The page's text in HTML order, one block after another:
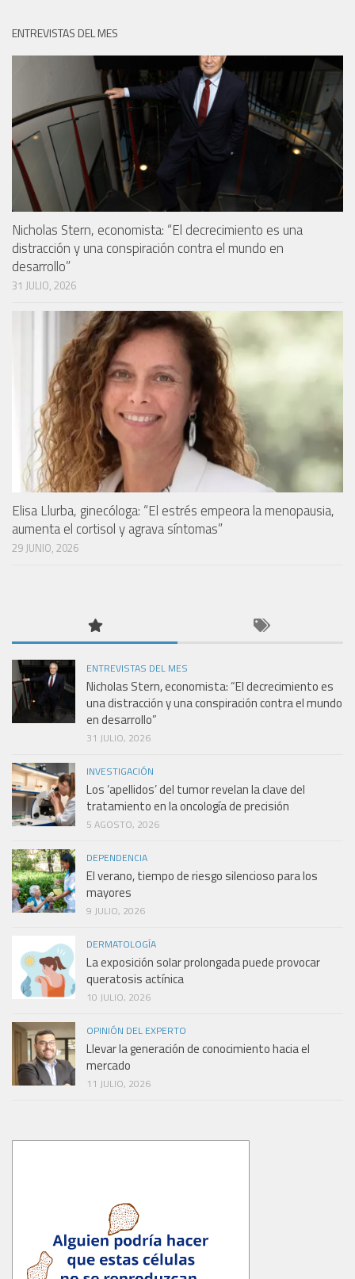
ENTREVISTAS DEL MES
Nicholas Stern, economista: “El decrecimiento es una
distracción y una conspiración contra el mundo en
desarrollo”
31 JULIO, 2026
Elisa Llurba, ginecóloga: “El estrés empeora la menopausia,
aumenta el cortisol y agrava síntomas”
29 JUNIO, 2026
ENTREVISTAS DEL MES
Nicholas Stern, economista: “El decrecimiento es
una distracción y una conspiración contra el mundo
en desarrollo”
31 JULIO, 2026
INVESTIGACIÓN
Los ‘apellidos’ del tumor revelan la clave del
tratamiento en la oncología de precisión
5 AGOSTO, 2026
DEPENDENCIA
El verano, tiempo de riesgo silencioso para los
mayores
9 JULIO, 2026
DERMATOLOGÍA
La exposición solar prolongada puede provocar
queratosis actínica
10 JULIO, 2026
OPINIÓN DEL EXPERTO
Llevar la generación de conocimiento hacia el
mercado
11 JULIO, 2026